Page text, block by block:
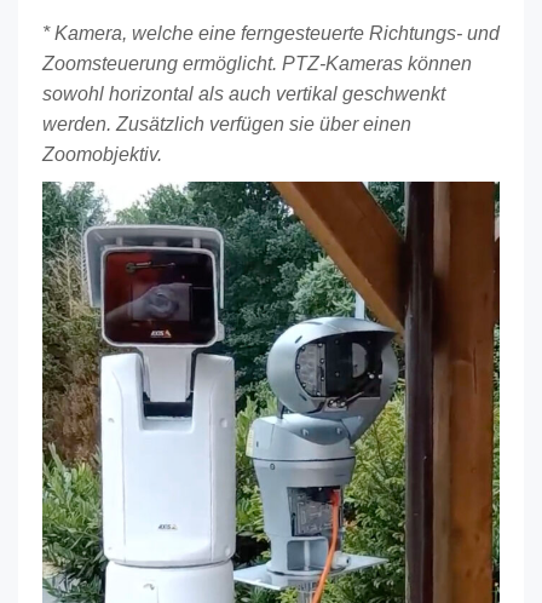
* Kamera, welche eine ferngesteuerte Richtungs- und
Zoomsteuerung ermöglicht. PTZ-Kameras können
sowohl horizontal als auch vertikal geschwenkt
werden. Zusätzlich verfügen sie über einen
Zoomobjektiv.